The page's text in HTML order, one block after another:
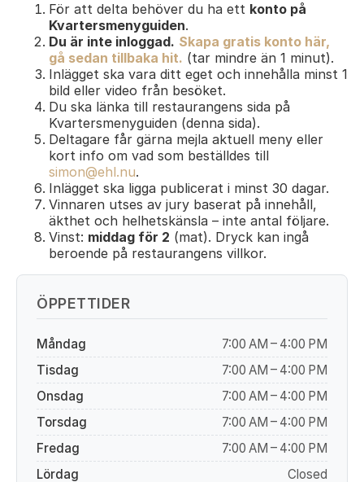
För att delta behöver du ha ett konto på
Kvartersmenyguiden.
Du är inte inloggad. Skapa gratis konto här,
gå sedan tillbaka hit. (tar mindre än 1 minut).
Inlägget ska vara ditt eget och innehålla minst 1
bild eller video från besöket.
Du ska länka till restaurangens sida på
Kvartersmenyguiden (denna sida).
Deltagare får gärna mejla aktuell meny eller
kort info om vad som beställdes till
simon@ehl.nu.
Inlägget ska ligga publicerat i minst 30 dagar.
Vinnaren utses av jury baserat på innehåll,
äkthet och helhetskänsla – inte antal följare.
Vinst: middag för 2 (mat). Dryck kan ingå
beroende på restaurangens villkor.
ÖPPETTIDER
Måndag
7:00 AM – 4:00 PM
Tisdag
7:00 AM – 4:00 PM
Onsdag
7:00 AM – 4:00 PM
Torsdag
7:00 AM – 4:00 PM
Fredag
7:00 AM – 4:00 PM
Lördag
Closed